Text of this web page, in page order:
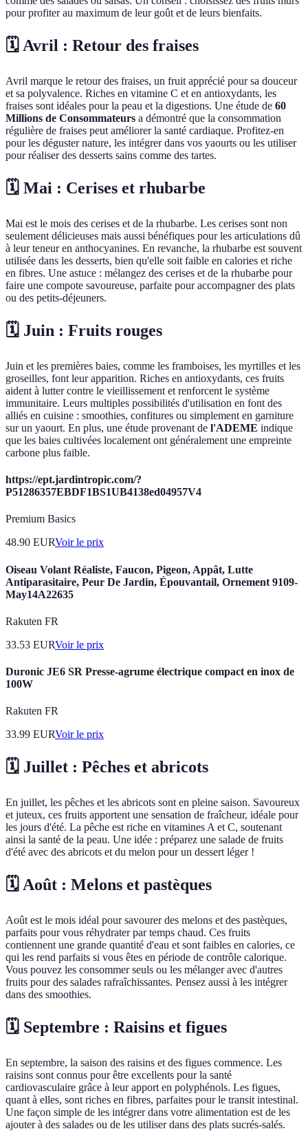
pour profiter au maximum de leur goût et de leurs bienfaits.
🗓️ Avril : Retour des fraises
Avril marque le retour des fraises, un fruit apprécié pour sa douceur
et sa polyvalence. Riches en vitamine C et en antioxydants, les
fraises sont idéales pour la peau et la digestions. Une étude de 60
Millions de Consommateurs a démontré que la consommation
régulière de fraises peut améliorer la santé cardiaque. Profitez-en
pour les déguster nature, les intégrer dans vos yaourts ou les utiliser
pour réaliser des desserts sains comme des tartes.
🗓️ Mai : Cerises et rhubarbe
Mai est le mois des cerises et de la rhubarbe. Les cerises sont non
seulement délicieuses mais aussi bénéfiques pour les articulations dû
à leur teneur en anthocyanines. En revanche, la rhubarbe est souvent
utilisée dans les desserts, bien qu'elle soit faible en calories et riche
en fibres. Une astuce : mélangez des cerises et de la rhubarbe pour
faire une compote savoureuse, parfaite pour accompagner des plats
ou des petits-déjeuners.
🗓️ Juin : Fruits rouges
Juin et les premières baies, comme les framboises, les myrtilles et les
groseilles, font leur apparition. Riches en antioxydants, ces fruits
aident à lutter contre le vieillissement et renforcent le système
immunitaire. Leurs multiples possibilités d'utilisation en font des
alliés en cuisine : smoothies, confitures ou simplement en garniture
sur un yaourt. En plus, une étude provenant de l'ADEME indique
que les baies cultivées localement ont généralement une empreinte
carbone plus faible.
https://ept.jardintropic.com/?
P51286357EBDF1BS1UB4138ed04957V4
Premium Basics
48.90 EURVoir le prix
Oiseau Volant Réaliste, Faucon, Pigeon, Appât, Lutte
Antiparasitaire, Peur De Jardin, Épouvantail, Ornement 9109-
May14A22635
Rakuten FR
33.53 EURVoir le prix
Duronic JE6 SR Presse-agrume électrique compact en inox de
100W
Rakuten FR
33.99 EURVoir le prix
🗓️ Juillet : Pêches et abricots
En juillet, les pêches et les abricots sont en pleine saison. Savoureux
et juteux, ces fruits apportent une sensation de fraîcheur, idéale pour
les jours d'été. La pêche est riche en vitamines A et C, soutenant
ainsi la santé de la peau. Une idée : préparez une salade de fruits
d'été avec des abricots et du melon pour un dessert léger !
🗓️ Août : Melons et pastèques
Août est le mois idéal pour savourer des melons et des pastèques,
parfaits pour vous réhydrater par temps chaud. Ces fruits
contiennent une grande quantité d'eau et sont faibles en calories, ce
qui les rend parfaits si vous êtes en période de contrôle calorique.
Vous pouvez les consommer seuls ou les mélanger avec d'autres
fruits pour des salades rafraîchissantes. Pensez aussi à les intégrer
dans des smoothies.
🗓️ Septembre : Raisins et figues
En septembre, la saison des raisins et des figues commence. Les
raisins sont connus pour être excellents pour la santé
cardiovasculaire grâce à leur apport en polyphénols. Les figues,
quant à elles, sont riches en fibres, parfaites pour le transit intestinal.
Une façon simple de les intégrer dans votre alimentation est de les
ajouter à des salades ou de les utiliser dans des plats sucrés-salés.